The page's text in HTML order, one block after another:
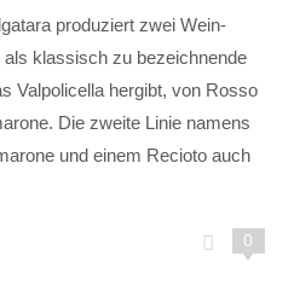
produziert zwei Wein-
als klassisch zu bezeichnende
Valpolicella hergibt, von Rosso
Die zweite Linie namens
und einem Recioto auch
0